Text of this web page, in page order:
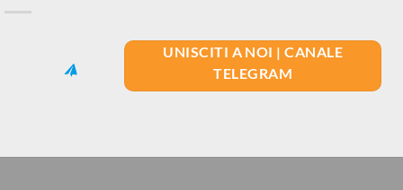
UNISCITI A NOI | CANALE
TELEGRAM